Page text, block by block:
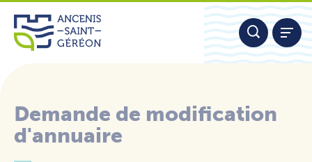
Aller
contenu
Demande de modification
d'annuaire
Panneau de gestion des cookies